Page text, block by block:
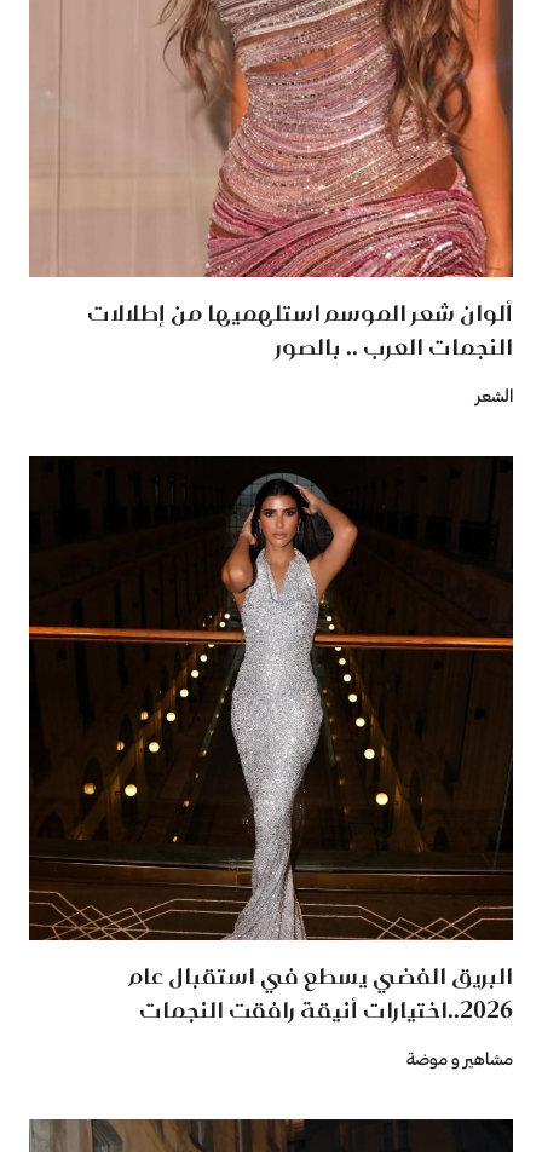
ألوان شعر الموسم استلهميها من إطلالات
النجمات العرب .. بالصور
الشعر
البريق الفضي يسطع في استقبال عام
2026..اختيارات أنيقة رافقت النجمات
مشاهير و موضة